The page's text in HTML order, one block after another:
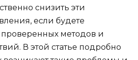
снизить эти
если будете
методов и
В этой статье подробно